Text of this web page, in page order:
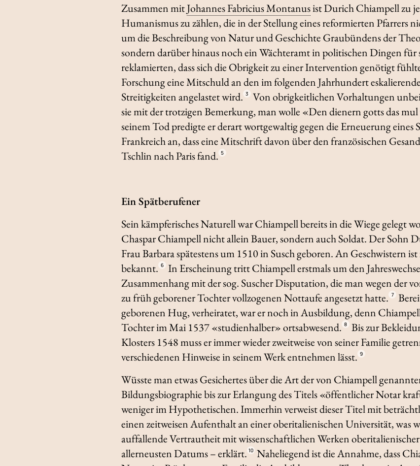
Zusammen mitJohannes Fabricius Montanusist Durich Chiampell zu
Humanismus zu zählen, die in der Stellung eines reformierten Pfarrers
um die Beschreibung von Natur und Geschichte Graubündens der
sondern darüber hinaus noch ein Wächteramt in politischen Dingen für
reklamierten, dass sich die Obrigkeit zu einer Intervention genötigt
Forschung eine Mitschuld an den im folgenden Jahrhundert
Streitigkeiten angelastet wird. 3
Von obrigkeitlichen Vorhaltungen
sie mit der trotzigen Bemerkung, man wolle «Den dienern gotts das
seinem Tod predigte er derart wortgewaltig gegen die Erneuerung eines
Frankreich an, dass eine Mitschrift davon über den französischen
Tschlin nach Paris fand. 5
Ein Spätberufener
Sein kämpferisches Naturell war Chiampell bereits in die Wiege gelegt
Chaspar Chiampell nicht allein Bauer, sondern auch Soldat. Der Sohn
Frau Barbara spätestens um 1510 in Susch geboren. An Geschwistern
bekannt. 6
In Erscheinung tritt Chiampell erstmals um den
Zusammenhang mit der sog. Suscher Disputation, die man wegen der
zu früh geborener Tochter vollzogenen Nottaufe angesetzt hatte. 7
geborenen Hug, verheiratet, war er noch in Ausbildung, denn
Tochter im Mai 1537 «studienhalber» ortsabwesend. 8
Bis zur
Klosters 1548 muss er immer wieder zweitweise von seiner Familie
verschiedenen Hinweise in seinem Werk entnehmen lässt. 9
Wüsste man etwas Gesichertes über die Art der von Chiampell
Bildungsbiographie bis zur Erlangung des Titels «öffentlicher Notar
weniger im Hypothetischen. Immerhin verweist dieser Titel mit
einen zeitweisen Aufenthalt an einer oberitalienischen Universität, was
auffallende Vertrautheit mit wissenschaftlichen Werken
allerneusten Datums – erklärt. 10 Naheliegend ist die Annahme, dass